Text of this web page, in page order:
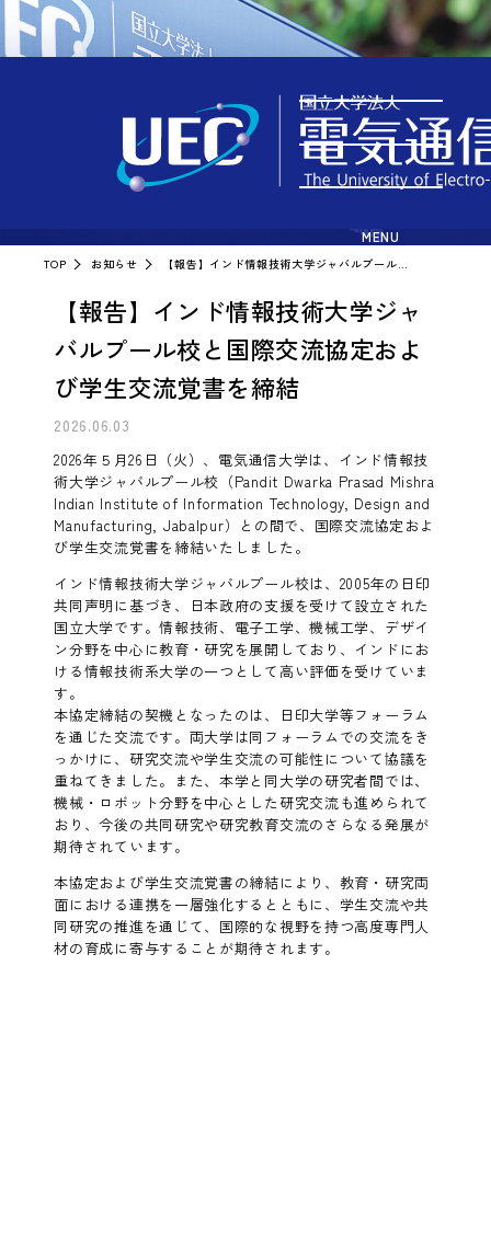
MENU
お知らせ
TOP お知らせ
【報告】インド情報技術大学ジャ
バルプール校と国際交流協定およ
び学生交流覚書を締結
2026.06.03
2026年５月26日（火）、電気通信大学は、インド情報技
術大学ジャバルプール校（Pandit Dwarka Prasad Mishra
Indian Institute of Information Technology, Design and
Manufacturing, Jabalpur）との間で、国際交流協定およ
び学生交流覚書を締結いたしました。
インド情報技術大学ジャバルプール校は、2005年の日印
共同声明に基づき、日本政府の支援を受けて設立された
国立大学です。情報技術、電子工学、機械工学、デザイ
ン分野を中心に教育・研究を展開しており、インドにお
ける情報技術系大学の一つとして高い評価を受けていま
す。
本協定締結の契機となったのは、日印大学等フォーラム
を通じた交流です。両大学は同フォーラムでの交流をき
っかけに、研究交流や学生交流の可能性について協議を
重ねてきました。また、本学と同大学の研究者間では、
機械・ロボット分野を中心とした研究交流も進められて
おり、今後の共同研究や研究教育交流のさらなる発展が
期待されています。
本協定および学生交流覚書の締結により、教育・研究両
面における連携を一層強化するとともに、学生交流や共
同研究の推進を通じて、国際的な視野を持つ高度専門人
材の育成に寄与することが期待されます。